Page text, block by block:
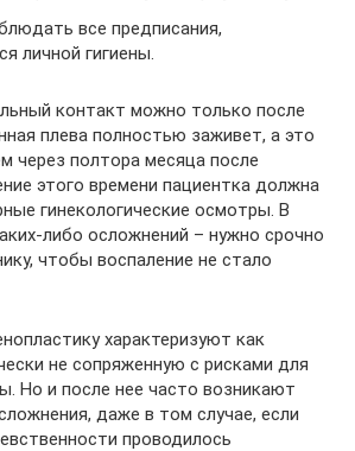
все предписания,
личной гигиены.
контакт можно только после
плева полностью заживет, а это
через полтора месяца после
этого времени пациентка должна
гинекологические осмотры. В
либо осложнений – нужно срочно
чтобы воспаление не стало
характеризуют как
не сопряженную с рисками для
Но и после нее часто возникают
даже в том случае, если
проводилось